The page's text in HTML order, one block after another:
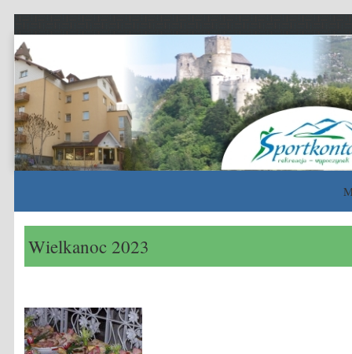
Sportkontakt
rekreacja – wypoczynek – sport
Wielkanoc 2023